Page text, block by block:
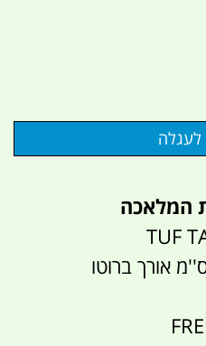
המלאכה